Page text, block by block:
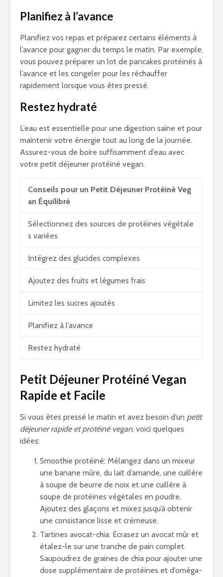
Planifiez à l’avance
Planifiez vos repas et préparez certains éléments à
l’avance pour gagner du temps le matin. Par exemple,
vous pouvez préparer un lot de pancakes protéinés à
l’avance et les congeler pour les réchauffer
rapidement lorsque vous êtes pressé.
Restez hydraté
L’eau est essentielle pour une digestion saine et pour
maintenir votre énergie tout au long de la journée.
Assurez-vous de boire suffisamment d’eau avec
votre petit déjeuner protéiné vegan.
Conseils pour un Petit Déjeuner Protéiné Veg
an Équilibré
Sélectionnez des sources de protéines végétale
s variées
Intégrez des glucides complexes
Ajoutez des fruits et légumes frais
Limitez les sucres ajoutés
Planifiez à l’avance
Restez hydraté
Petit Déjeuner Protéiné Vegan
Rapide et Facile
Si vous êtes pressé le matin et avez besoin d’un petit
déjeuner rapide et protéiné vegan, voici quelques
idées:
Smoothie protéiné: Mélangez dans un mixeur
une banane mûre, du lait d’amande, une cuillère
à soupe de beurre de noix et une cuillère à
soupe de protéines végétales en poudre.
Ajoutez des glaçons et mixez jusqu’à obtenir
une consistance lisse et crémeuse.
Tartines avocat-chia: Écrasez un avocat mûr et
étalez-le sur une tranche de pain complet.
Saupoudrez de graines de chia pour ajouter une
dose supplémentaire de protéines et d’oméga-